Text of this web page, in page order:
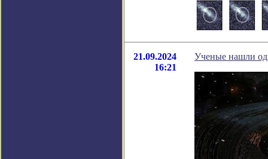
21.09.2024
16:21
Ученые нашли